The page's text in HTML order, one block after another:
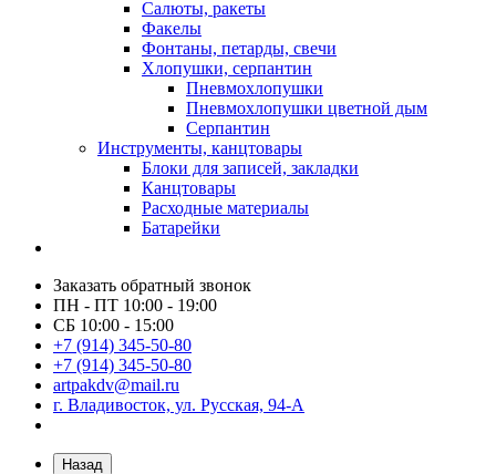
Салюты, ракеты
Факелы
Фонтаны, петарды, свечи
Хлопушки, серпантин
Пневмохлопушки
Пневмохлопушки цветной дым
Серпантин
Инструменты, канцтовары
Блоки для записей, закладки
Канцтовары
Расходные материалы
Батарейки
Заказать обратный звонок
ПН - ПТ 10:00 - 19:00
СБ 10:00 - 15:00
+7 (914) 345-50-80
+7 (914) 345-50-80
artpakdv@mail.ru
г. Владивосток, ул. Русская, 94-А
Назад